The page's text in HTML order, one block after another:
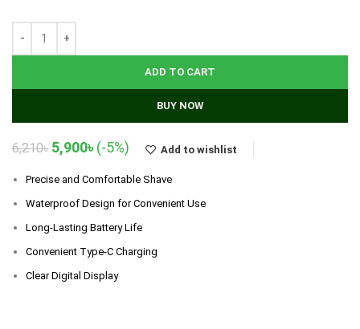
ADD TO CART
BUY NOW
6,210৳ Original
was:
6,210৳.
5,900৳Current
is:
5,900৳.
(-5%) Add to wishlist
Precise and Comfortable Shave
Waterproof Design for Convenient Use
Long-Lasting Battery Life
Convenient Type-C Charging
Clear Digital Display